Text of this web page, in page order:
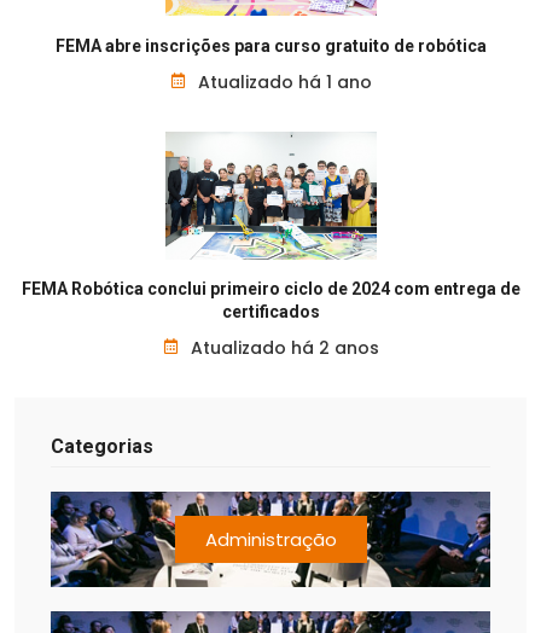
FEMA abre inscrições para curso gratuito de robótica
Atualizado há 1 ano
FEMA Robótica conclui primeiro ciclo de 2024 com entrega de
certificados
Atualizado há 2 anos
Categorias
Administração